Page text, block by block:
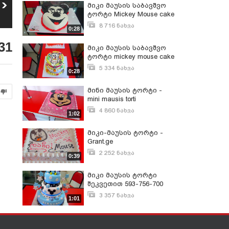
მიკი მაუსის
საბავშვო ტორტი
Mickey Mouse cake -
Grant.ge
ნახვა
0:28
მიკი მაუსის საბავშვო
ტორტი Mickey Mouse cake
- Grant.ge
8 716 ნახვა
0:28
მიკი მაუსის საბავშვო
ტორტი mickey mouse cake
- Grant.ge
5 334 ნახვა
1:02
მინი მაუსის ტორტი -
mini mausis torti
4 860 ნახვა
0:39
მიკი-მაუსის ტორტი -
Grant.ge
2 252 ნახვა
1:01
მიკი მაუსის ტორტი
შეკვეთით 593-756-700
3 357 ნახვა